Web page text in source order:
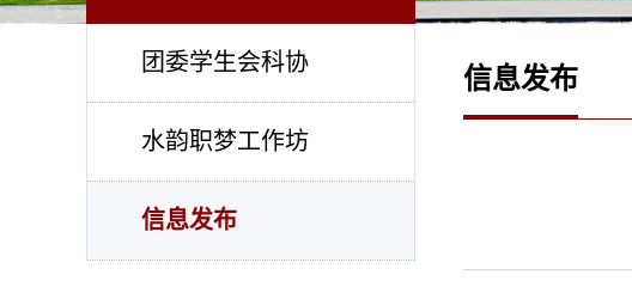
团委学生会科协
水韵职梦工作坊
信息发布
信息发布